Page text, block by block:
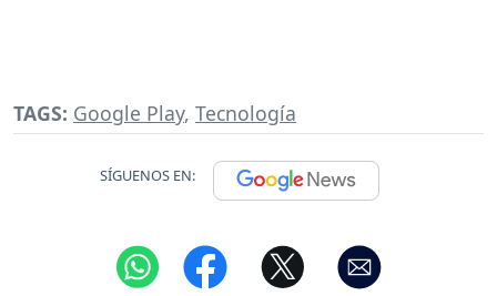
TAGS: Google Play, Tecnología
SÍGUENOS EN: